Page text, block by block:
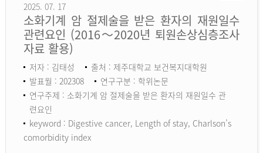
2025. 07. 17
소화기계 암 절제술을 받은 환자의 재원일수
관련요인 (2016～2020년 퇴원손상심층조사
자료 활용)
저자 : 김태성
출처 : 제주대학교 보건복지대학원
발표월 : 202308
연구구분 : 학위논문
연구주제 : 소화기계 암 절제술을 받은 환자의 재원일수 관
련요인
keyword : Digestive cancer, Length of stay, Charlson’s
comorbidity index